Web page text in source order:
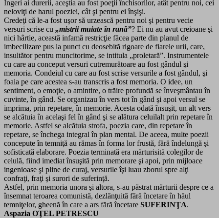
Îngeri ai durerii, aceştia au fost poeţii închisorilor, atât pentru noi, cei
neloviţi de harul poeziei, cât şi pentru ei înşişi.
Credeţi că le-a fost uşor să urzească pentru noi şi pentru vecie
versuri scrise cu „mistrii muiate în rană”? Ei nu au avut creioane şi
nici hârtie, această infamă restricţie făcea parte din planul de
imbecilizare pus la punct cu deosebită rigoare de fiarele urii, care,
insultător pentru muncitorime, se intitula „proletară”. Instrumentele
cu care au conceput versuri cutremurătoare au fost gândul şi
memoria. Condeiul cu care au fost scrise versurile a fost gândul, şi
foaia pe care acestea s-au transcris a fost memoria. O idee, un
sentiment, o emoţie, o amintire, o trăire profundă se înveşmântau în
cuvinte, în gând. Se organizau în vers tot în gând şi apoi versul se
imprima, prin repetare, în memorie. Acesta odată însuşit, un alt vers
se alcătuia în acelaşi fel în gând şi se alătura celuilalt prin repetare în
memorie. Astfel se alcătuia strofa, poezia care, din repetare în
repetare, se închega integral în plan mental. De aceea, multe poezii
concepute în temniţă au rămas în forma lor frustă, fără îndelungă şi
sofisticată elaborare. Poezia terminată era mărturisită colegilor de
celulă, fiind imediat însuşită prin memorare şi apoi, prin mijloace
ingenioase şi pline de curaj, versurile îşi luau zborul spre alţi
confraţi, fraţi şi surori de suferinţă.
Astfel, prin memoria unora şi altora, s-au păstrat mărturii despre ce a
însemnat teroarea comunistă, dezlănţuită fără încetare în hăul
temniţelor, gheenă în care a ars fără încetare SUFERINŢA.
Aspazia OŢEL PETRESCU